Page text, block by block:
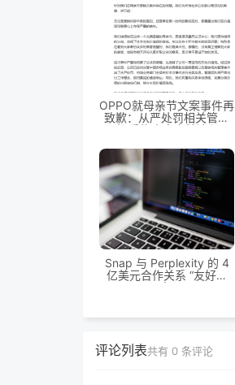
OPPO就母亲节文案事件再
致歉：从严处罚相关管理
者 重构内容审核流程
Snap 与 Perplexity 的 4
亿美元合作关系 “友好结
束”
评论列表共有 0 条评论